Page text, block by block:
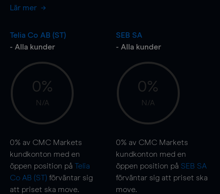
Lär mer
Telia Co AB (ST)
- Alla kunder
0%
N/A
0% av CMC Markets
kundkonton med en
öppen position på Telia
Co AB (ST) förväntar sig
att priset ska move.
SEB SA
- Alla kunder
0%
N/A
0% av CMC Markets
kundkonton med en
öppen position på SEB SA
förväntar sig att priset ska
move.